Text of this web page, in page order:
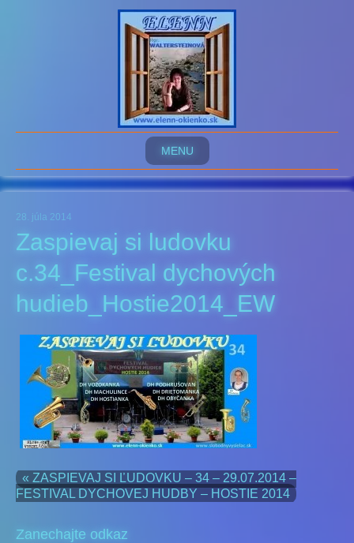
MENU
28. júla 2014
Zaspievaj si ludovku
c.34_Festival dychových
hudieb_Hostie2014_EW
« ZASPIEVAJ SI ĽUDOVKU – 34 – 29.07.2014 –
FESTIVAL DYCHOVEJ HUDBY – HOSTIE 2014
Zanechajte odkaz